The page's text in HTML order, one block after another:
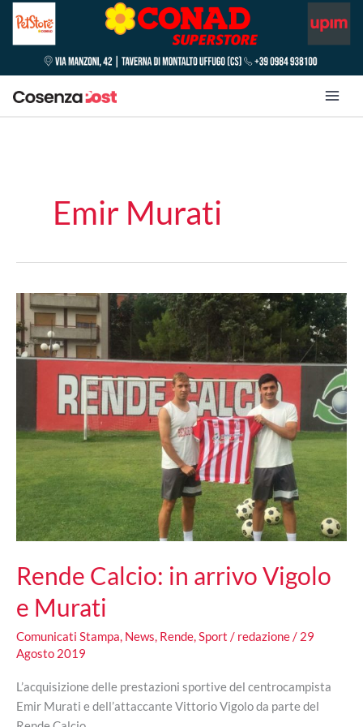
Emir Murati
Rende Calcio: in arrivo Vigolo
e Murati
Comunicati Stampa, News, Rende,Sport / redazione/ 29
Agosto 2019
L’acquisizione delle prestazioni sportive del centrocampista
Emir Murati e dell’attaccante Vittorio Vigolo da parte del